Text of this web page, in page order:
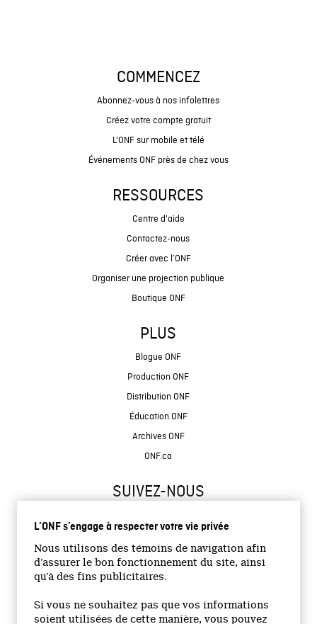
L’ONF s’engage à respecter votre vie privée
Nous utilisons des témoins de navigation afin
d’assurer le bon fonctionnement du site, ainsi
qu’à des fins publicitaires.
Si vous ne souhaitez pas que vos informations
soient utilisées de cette manière, vous pouvez
COMMENCEZ
Abonnez-vous à nos infolettres
Créez votre compte gratuit
L'ONF sur mobile et télé
Événements ONF près de chez vous
RESSOURCES
Centre d'aide
Contactez-nous
Créer avec l’ONF
Organiser une projection publique
Boutique ONF
PLUS
Blogue ONF
Production ONF
Distribution ONF
Éducation ONF
Archives ONF
ONF.ca
SUIVEZ-NOUS
Site institutionnel